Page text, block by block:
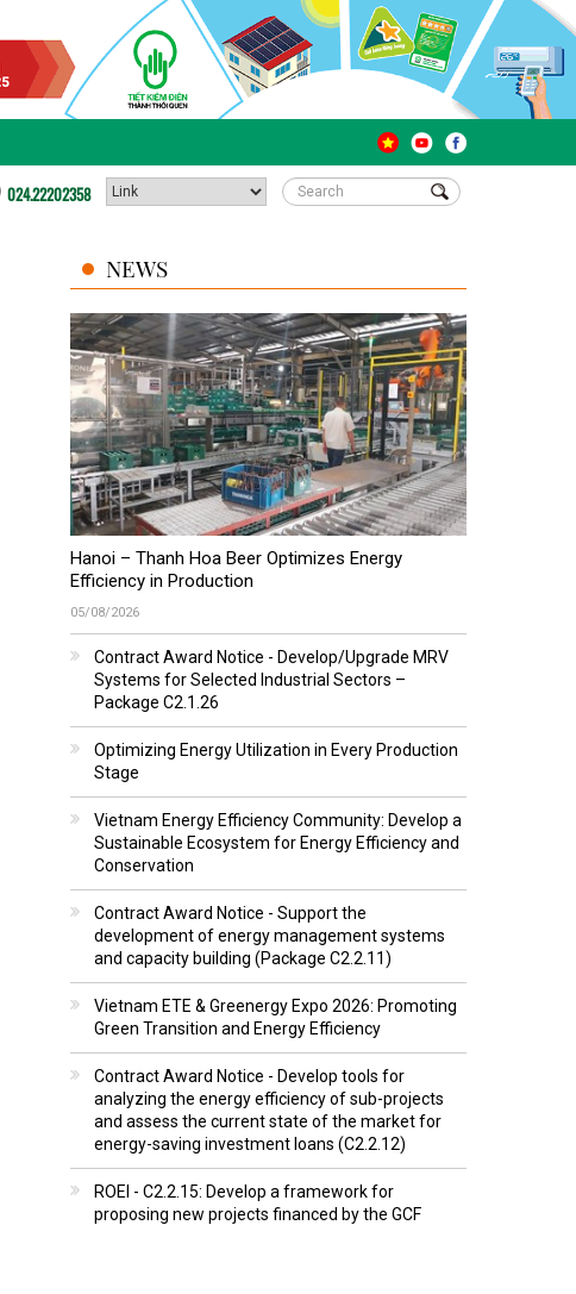
024.22202358
NEWS
Hanoi – Thanh Hoa Beer Optimizes Energy
Efficiency in Production
05/08/2026
Contract Award Notice - Develop/Upgrade MRV
Systems for Selected Industrial Sectors –
Package C2.1.26
Optimizing Energy Utilization in Every Production
Stage
Vietnam Energy Efficiency Community: Develop a
Sustainable Ecosystem for Energy Efficiency and
Conservation
Contract Award Notice - Support the
development of energy management systems
and capacity building (Package C2.2.11)
Vietnam ETE & Greenergy Expo 2026: Promoting
Green Transition and Energy Efficiency
Contract Award Notice - Develop tools for
analyzing the energy efficiency of sub-projects
and assess the current state of the market for
energy-saving investment loans (C2.2.12)
ROEI - C2.2.15: Develop a framework for
proposing new projects financed by the GCF